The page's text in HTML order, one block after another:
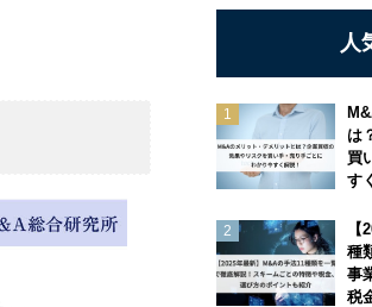
人
は
買
す
種
事
税